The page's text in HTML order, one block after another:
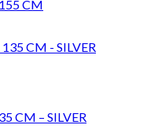
CM
CM – SILVER